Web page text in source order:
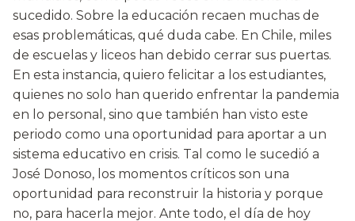
sucedido. Sobre la educación recaen muchas de
esas problemáticas, qué duda cabe. En Chile, miles
de escuelas y liceos han debido cerrar sus puertas.
En esta instancia, quiero felicitar a los estudiantes,
quienes no solo han querido enfrentar la pandemia
en lo personal, sino que también han visto este
periodo como una oportunidad para aportar a un
sistema educativo en crisis. Tal como le sucedió a
José Donoso, los momentos críticos son una
oportunidad para reconstruir la historia y porque
no, para hacerla mejor. Ante todo, el día de hoy